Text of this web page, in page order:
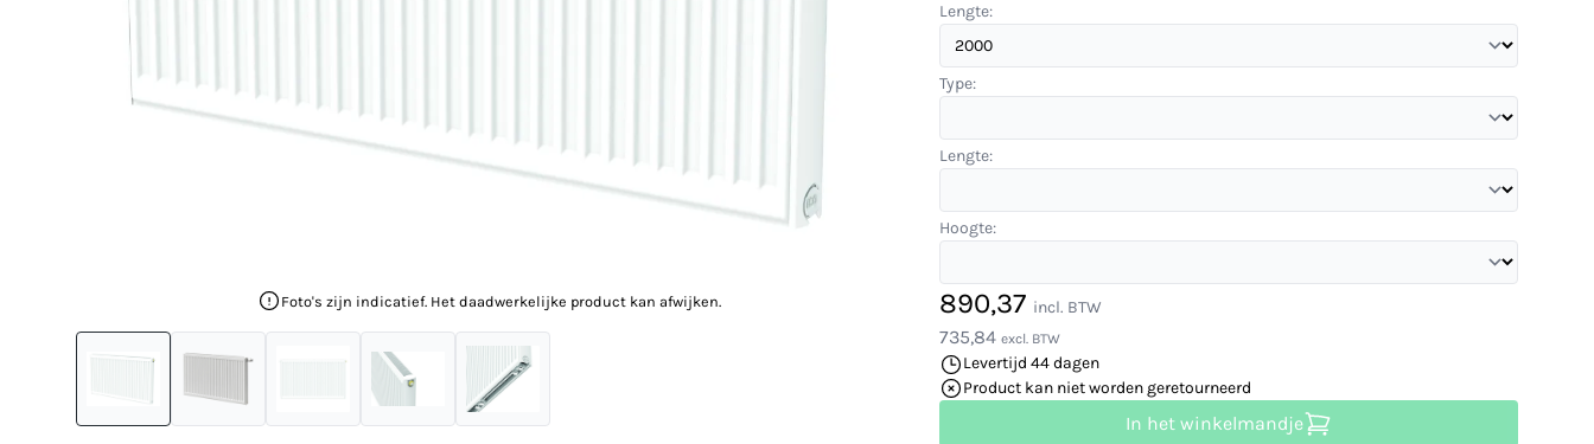
Foto's zijn indicatief. Het daadwerkelijke product kan afwijken.
Lengte:
Type:
Lengte:
Hoogte:
890,37 incl. BTW
735,84 excl. BTW
Levertijd 44 dagen
Product kan niet worden geretourneerd
In het winkelmandje